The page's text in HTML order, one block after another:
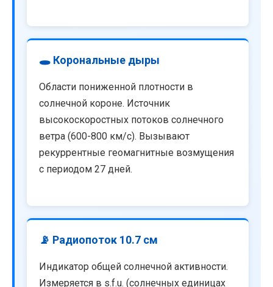
🕳️ Корональные дыры
Области пониженной плотности в
солнечной короне. Источник
высокоскоростных потоков солнечного
ветра (600-800 км/с). Вызывают
рекуррентные геомагнитные возмущения
с периодом 27 дней.
📡 Радиопоток 10.7 см
Индикатор общей солнечной активности.
Измеряется в s.f.u. (солнечных единицах